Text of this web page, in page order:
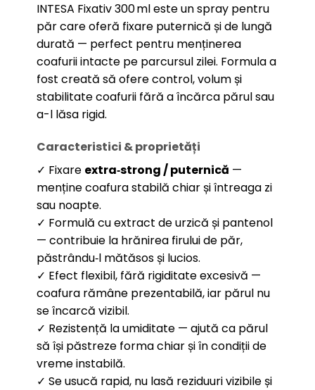
INTESA Fixativ 300 ml este un spray pentru
păr care oferă fixare puternică și de lungă
durată — perfect pentru menținerea
coafurii intacte pe parcursul zilei. Formula a
fost creată să ofere control, volum și
stabilitate coafurii fără a încărca părul sau
a-l lăsa rigid.
Caracteristici & proprietăți
✓ Fixare extra‑strong / puternică —
menține coafura stabilă chiar și întreaga zi
sau noapte.
✓ Formulă cu extract de urzică și pantenol
— contribuie la hrănirea firului de păr,
păstrându‑l mătăsos și lucios.
✓ Efect flexibil, fără rigiditate excesivă —
coafura rămâne prezentabilă, iar părul nu
se încarcă vizibil.
✓ Rezistență la umiditate — ajută ca părul
să își păstreze forma chiar și în condiții de
vreme instabilă.
✓ Se usucă rapid, nu lasă reziduuri vizibile și